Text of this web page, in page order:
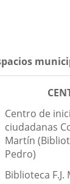
Centro de
ciudadanas
Martín
Pedro)
Biblioteca